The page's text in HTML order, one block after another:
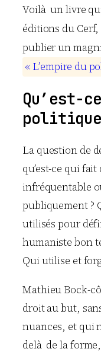
Voilà un livre
éditions du Cerf,
publier un
« L’empire dupo
Qu’est-
La question de
qu’est-ce qui
infréquentable
publiquement ?
utilisés pour
humaniste bon
Qui utilise et
Mathieu Bock-
droit au but,
nuances, et qui
delà de la